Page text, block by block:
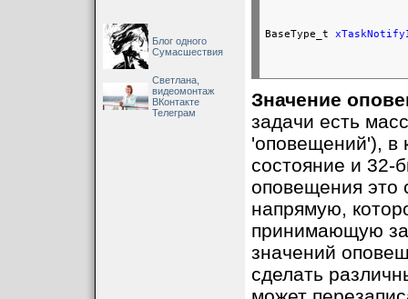
Блог одного
Сумасшествия
Светлана,
видеомонтаж
ВКонтакте
Телеграм
BaseType_t
Значение
задачи есть
'оповещений'), в
состояние и 32-
оповещения это
напрямую,
принимающую
значений
сделать